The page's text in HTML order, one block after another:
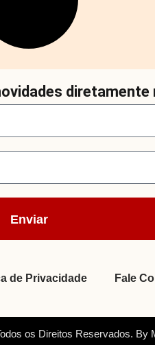
diretamente
Enviar
de Privacidade Fale
os Direitos Reservados. By